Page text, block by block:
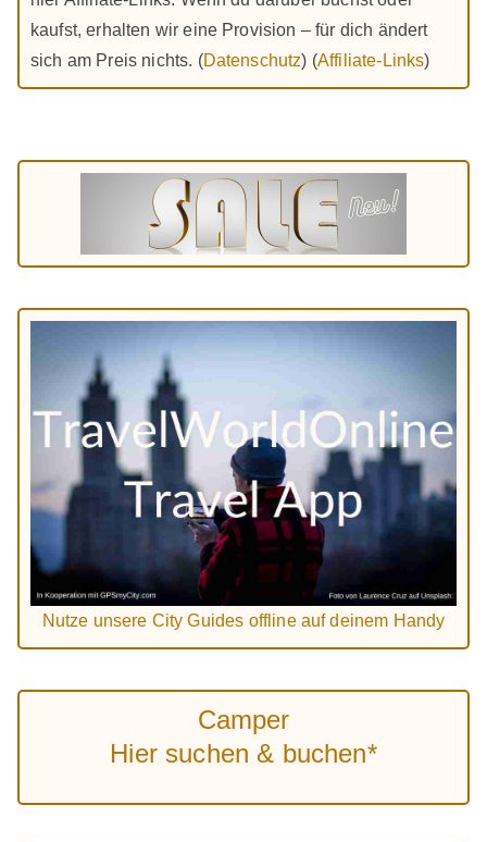
kaufst, erhalten wir eine Provision – für dich ändert
sich am Preis nichts. (Datenschutz) (Affiliate-Links)
Nutze unsere City Guides offline auf deinem Handy
Camper
Hier suchen & buchen*